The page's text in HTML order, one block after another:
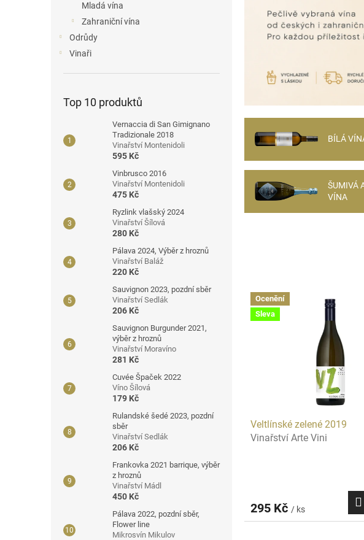
Mladá vína
Zahraniční vína
Odrůdy
Vinaři
Top 10 produktů
Vernaccia di San Gimignano
Tradizionale 2018
Vinařství Montenidoli
595 Kč
Vinbrusco 2016
Vinařství Montenidoli
475 Kč
Ryzlink vlašský 2024
Vinařství Šílová
280 Kč
Pálava 2024, Výběr z hroznů
Vinařství Baláž
220 Kč
Sauvignon 2023, pozdní sběr
Vinařství Sedlák
206 Kč
Sauvignon Burgunder 2021,
výběr z hroznů
Vinařství Moravíno
281 Kč
Cuvée Špaček 2022
Víno Šílová
179 Kč
Rulandské šedé 2023, pozdní
sběr
Vinařství Sedlák
206 Kč
Frankovka 2021 barrique, výběr
z hroznů
Vinařství Mádl
450 Kč
Pálava 2022, pozdní sběr,
Flower line
Mikrosvín Mikulov
BÍLÁ
ŠUMIVÁ
VÍNA
Ocenění
Sleva
Veltlínské zelené 2019
Vinařství Arte Vini
295 Kč / ks